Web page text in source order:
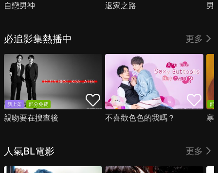
自戀男神 返家之路 男
必追影集熱播中 更多
新上架 部分免費
親吻要在搜查後 不喜歡色色的我嗎？
部
寒
人氣BL電影 更多